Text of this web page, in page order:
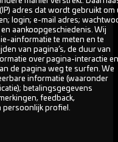
adres dat wordt gebruikt om
login; e-mail adres;
aankoopgeschiedenis. Wij
ainformatie te meten en te
van pagina’s, de duur van
over pagina-interactie en
de pagina weg te surfen. We
informatie (waaronder
betalingsgegevens
feedback,
persoonlijk profiel.